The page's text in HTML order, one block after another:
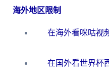
海外地区限制